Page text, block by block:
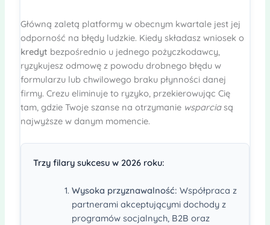
Główną zaletą platformy w obecnym kwartale jest jej
odporność na błędy ludzkie. Kiedy składasz wniosek o
kredyt bezpośrednio u jednego pożyczkodawcy,
ryzykujesz odmowę z powodu drobnego błędu w
formularzu lub chwilowego braku płynności danej
firmy. Crezu eliminuje to ryzyko, przekierowując Cię
tam, gdzie Twoje szanse na otrzymanie wsparciasą
najwyższe w danym momencie.
Trzy filary sukcesu w 2026 roku:
Wysoka przyznawalność: Współpraca z
partnerami akceptującymi dochody z
programów socjalnych, B2B oraz